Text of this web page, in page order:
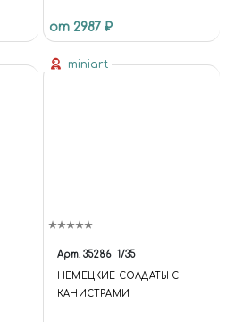
от 2987 ₽
miniart
Арт. 35286 1/35
НЕМЕЦКИЕ СОЛДАТЫ C
КАНИСТРАМИ